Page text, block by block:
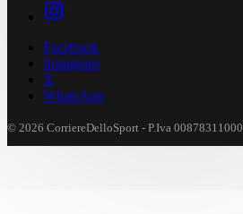
Facebook
Instagram
X
WhatsApp
© 2026 CorriereDelloSport - P.Iva 00878311000